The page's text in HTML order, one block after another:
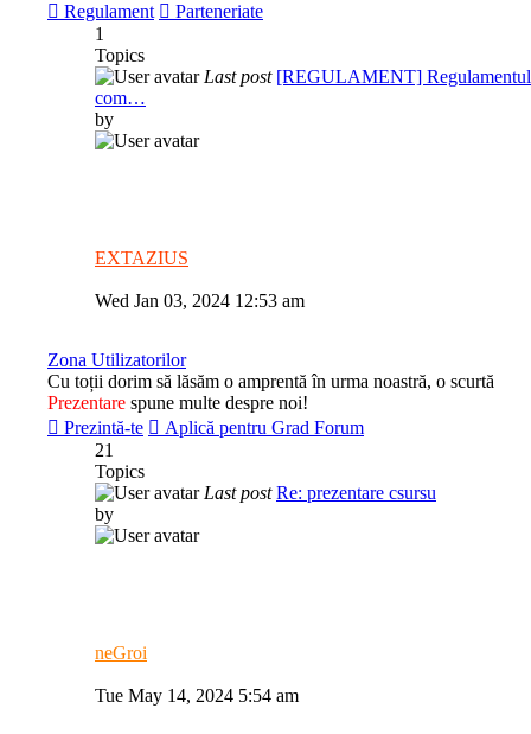
Regulament
Parteneriate
1
Topics
Last post [REGULAMENT] Regulamentul
com…
by
EXTAZIUS
the
Wed Jan 03, 2024 12:53 am
Zona Utilizatorilor
Cu toții dorim să lăsăm o amprentă în urma noastră, o scurtă
Prezentare spune multe despre noi!
Prezintă-te
Aplică pentru Grad Forum
21
Topics
Last post Re: prezentare csursu
by
neGroi
the
Tue May 14, 2024 5:54 am